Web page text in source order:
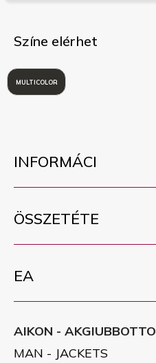
Színe elérhet
MULTICOLOR
INFORMÁCI
ÖSSZETÉTE
EA
AIKON - AKGIUBBOTTO
MAN - JACKETS